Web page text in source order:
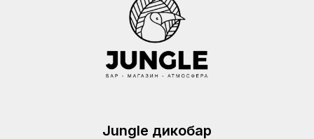
Jungle дикобар
Разработка сайта Шура Цурикова